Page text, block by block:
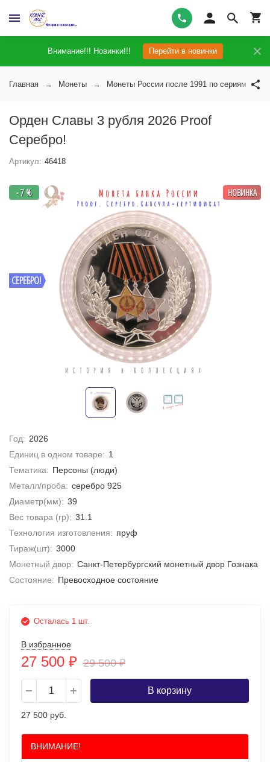
Внимание!!! Новинки!!! Перейти в новинки
Главная Монеты Монеты России после 1991 по сериям
Орден Славы 3 рубля 2026 Proof
Серебро!
Артикул: 46418
СЕРЕБРО!
- 7 % НОВИНКА
Год: 2026
Единиц в одном товаре: 1
Тематика: Персоны (люди)
Металл/проба: серебро 925
Диаметр(мм): 39
Вес товара (гр): 31.1
Технология изготовления: пруф
Тираж(шт): 3000
Монетный двор: Санкт-Петербургский монетный двор Гознака
Состояние: Превосходное состояние
Осталась 1 шт.
В избранное
27 500 ₽ 29 500₽
В корзину
27 500 руб.
ВНИМАНИЕ!